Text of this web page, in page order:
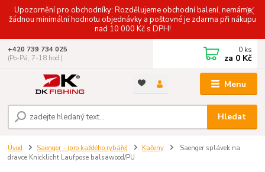
Upozornění pro obchodníky: Rozdělujeme obchodní balení, nemáme
žádnou minimální hodnotu objednávky a poštovné je zdarma při nákupu
nad 10 000 Kč s DPH!
Menu
Hledat
+420 739 734 025
(Po-Pá, 7-18 hod.)
0 ks
za 0 Kč
Úvod Saenger - (pro každého rybáře) Kačeny
Saenger splávek na
dravce Knicklicht Laufpose balsawood/PU